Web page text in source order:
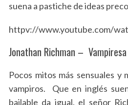
suena a pastiche de ideas
httpv://www.youtube.com/
Jonathan Richman –
Pocos mitos más sensuales y
vampiros. Que en inglés
bailable da igual, el señor